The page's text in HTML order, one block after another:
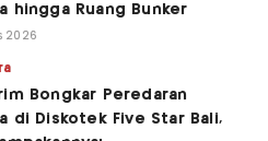
hingga Ruang Bunker
2026
Bongkar Peredaran
di Diskotek Five Star Bali,